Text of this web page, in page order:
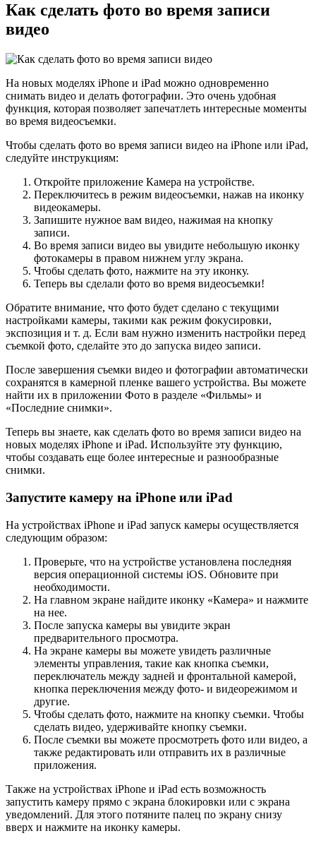
Как сделать фото во время записи
видео
На новых моделях iPhone и iPad можно одновременно
снимать видео и делать фотографии. Это очень удобная
функция, которая позволяет запечатлеть интересные моменты
во время видеосъемки.
Чтобы сделать фото во время записи видео на iPhone или iPad,
следуйте инструкциям:
Откройте приложение Камера на устройстве.
Переключитесь в режим видеосъемки, нажав на иконку
видеокамеры.
Запишите нужное вам видео, нажимая на кнопку
записи.
Во время записи видео вы увидите небольшую иконку
фотокамеры в правом нижнем углу экрана.
Чтобы сделать фото, нажмите на эту иконку.
Теперь вы сделали фото во время видеосъемки!
Обратите внимание, что фото будет сделано с текущими
настройками камеры, такими как режим фокусировки,
экспозиция и т. д. Если вам нужно изменить настройки перед
съемкой фото, сделайте это до запуска видео записи.
После завершения съемки видео и фотографии автоматически
сохранятся в камерной пленке вашего устройства. Вы можете
найти их в приложении Фото в разделе «Фильмы» и
«Последние снимки».
Теперь вы знаете, как сделать фото во время записи видео на
новых моделях iPhone и iPad. Используйте эту функцию,
чтобы создавать еще более интересные и разнообразные
снимки.
Запустите камеру на iPhone или iPad
На устройствах iPhone и iPad запуск камеры осуществляется
следующим образом:
Проверьте, что на устройстве установлена последняя
версия операционной системы iOS. Обновите при
необходимости.
На главном экране найдите иконку «Камера» и нажмите
на нее.
После запуска камеры вы увидите экран
предварительного просмотра.
На экране камеры вы можете увидеть различные
элементы управления, такие как кнопка съемки,
переключатель между задней и фронтальной камерой,
кнопка переключения между фото- и видеорежимом и
другие.
Чтобы сделать фото, нажмите на кнопку съемки. Чтобы
сделать видео, удерживайте кнопку съемки.
После съемки вы можете просмотреть фото или видео, а
также редактировать или отправить их в различные
приложения.
Также на устройствах iPhone и iPad есть возможность
запустить камеру прямо с экрана блокировки или с экрана
уведомлений. Для этого потяните палец по экрану снизу
вверх и нажмите на иконку камеры.